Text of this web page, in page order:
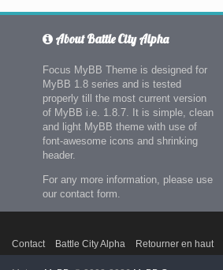
About Battle City Alpha
Focus MyBB Theme is designed for
MyBB 1.8 series and is tested
properly till the most current version
of MyBB i.e. 1.8.7. It is simple, clean
and light MyBB theme with use of
font-awesome icons and shrinking
header.
For any more information, please use
our contact form.
Contact Battle City Alpha Retourner en haut